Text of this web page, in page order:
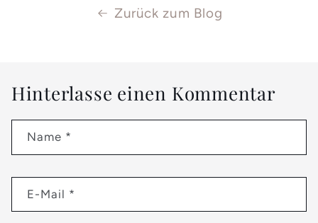
Zurück zum Blog
Hinterlasse einen Kommentar
Name *
E-Mail *